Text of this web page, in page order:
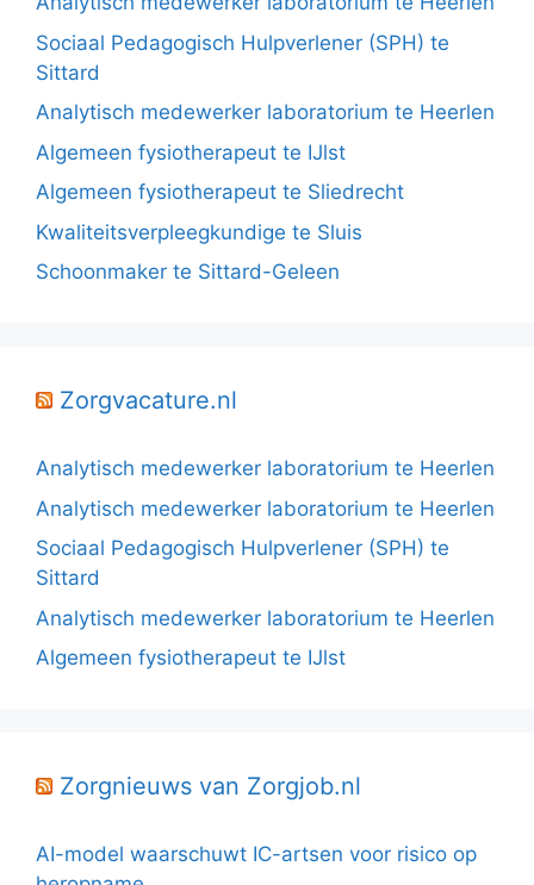
Sociaal Pedagogisch Hulpverlener (SPH) te
Sittard
Analytisch medewerker laboratorium te Heerlen
Algemeen fysiotherapeut te IJlst
Algemeen fysiotherapeut te Sliedrecht
Kwaliteitsverpleegkundige te Sluis
Schoonmaker te Sittard-Geleen
Zorgvacature.nl
Analytisch medewerker laboratorium te Heerlen
Analytisch medewerker laboratorium te Heerlen
Sociaal Pedagogisch Hulpverlener (SPH) te
Sittard
Analytisch medewerker laboratorium te Heerlen
Algemeen fysiotherapeut te IJlst
Zorgnieuws van Zorgjob.nl
AI-model waarschuwt IC-artsen voor risico op